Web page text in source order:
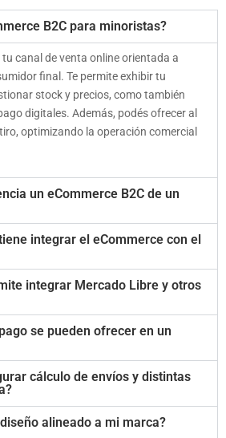
B2C para minoristas?
tu canal de venta online orientada a
final. Te permite exhibir tu
stock y precios, como también
digitales. Además, podés ofrecer al
optimizando la operación comercial
un eCommerce B2C de un
integrar el eCommerce con el
integrar Mercado Libre y otros
se pueden ofrecer en un
cálculo de envíos y distintas
alineado a mi marca?